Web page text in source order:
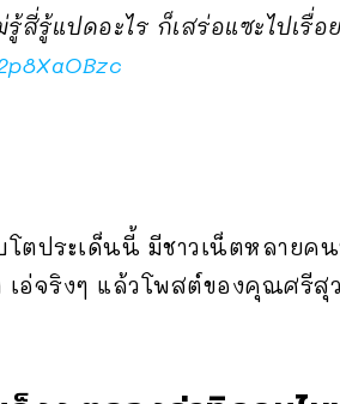
รู้แปดอะไร ก็เสร่อแซะไปเรื่
ตประเด็นนี้ มีชาวเน็ตหลาย
อ่จริงๆ แล้วโพสต์ของคุณศรี